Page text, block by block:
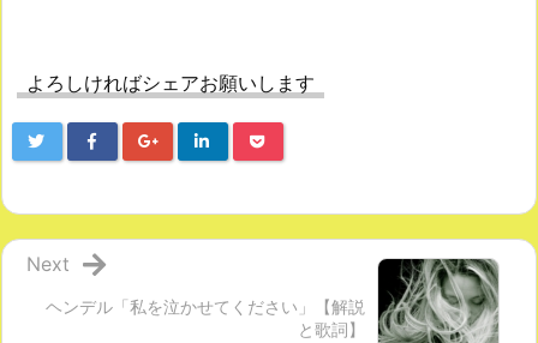
よろしければシェアお願いします
ヘンデル「私を泣かせてください」【解説
と歌詞】
Next